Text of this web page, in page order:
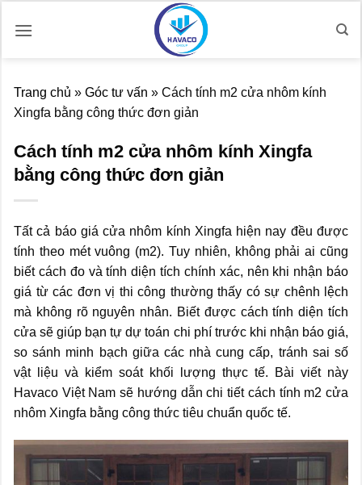
qua
Trang chủ » Góc tư vấn » Cách tính m2 cửa nhôm kính
Xingfa bằng công thức đơn giản
Cách tính m2 cửa nhôm kính Xingfa
bằng công thức đơn giản
Tất cả báo giá cửa nhôm kính Xingfa hiện nay đều được
tính theo mét vuông (m2). Tuy nhiên, không phải ai cũng
biết cách đo và tính diện tích chính xác, nên khi nhận báo
giá từ các đơn vị thi công thường thấy có sự chênh lệch
mà không rõ nguyên nhân. Biết được cách tính diện tích
cửa sẽ giúp bạn tự dự toán chi phí trước khi nhận báo giá,
so sánh minh bạch giữa các nhà cung cấp, tránh sai số
vật liệu và kiểm soát khối lượng thực tế. Bài viết này
Havaco Việt Nam sẽ hướng dẫn chi tiết cách tính m2 cửa
nhôm Xingfa bằng công thức tiêu chuẩn quốc tế.